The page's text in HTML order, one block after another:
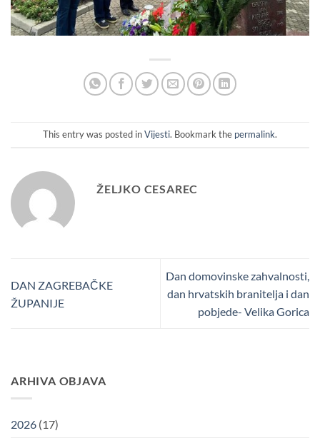
This entry was posted inVijesti. Bookmark the permalink.
ŽELJKO CESAREC
DAN ZAGREBAČKE
ŽUPANIJE
Dan domovinske zahvalnosti,
dan hrvatskih branitelja i dan
pobjede- Velika Gorica
ARHIVA OBJAVA
2026 (17)